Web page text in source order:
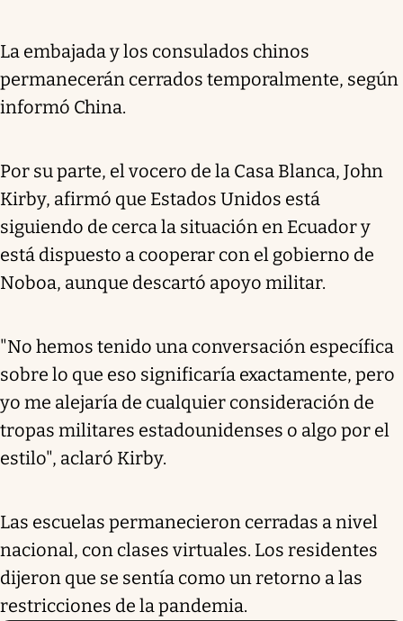
La embajada y los consulados chinos
permanecerán cerrados temporalmente, según
informó China.
Por su parte, el vocero de la Casa Blanca, John
Kirby, afirmó que Estados Unidos está
siguiendo de cerca la situación en Ecuador y
está dispuesto a cooperar con el gobierno de
Noboa, aunque descartó apoyo militar.
"No hemos tenido una conversación específica
sobre lo que eso significaría exactamente, pero
yo me alejaría de cualquier consideración de
tropas militares estadounidenses o algo por el
estilo", aclaró Kirby.
Las escuelas permanecieron cerradas a nivel
nacional, con clases virtuales. Los residentes
dijeron que se sentía como un retorno a las
restricciones de la pandemia.